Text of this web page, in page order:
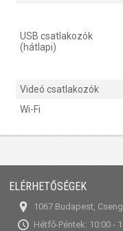
USB csatlakozók
(hátlapi)
Videó csatlakozók
Wi-Fi
ELÉRHETŐSÉGEK
1067 Budapest,
Hétfő-Péntek: 10:00 -